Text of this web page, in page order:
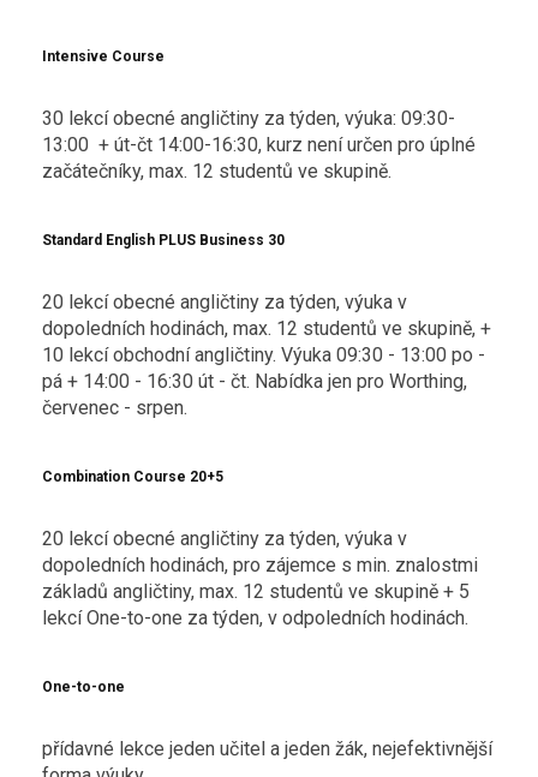
Intensive Course
30 lekcí obecné angličtiny za týden, výuka: 09:30-
13:00 + út-čt 14:00-16:30, kurz není určen pro úplné
začátečníky, max. 12 studentů ve skupině.
Standard English PLUS Business 30
20 lekcí obecné angličtiny za týden, výuka v
dopoledních hodinách, max. 12 studentů ve skupině, +
10 lekcí obchodní angličtiny. Výuka 09:30 - 13:00 po -
pá + 14:00 - 16:30 út - čt. Nabídka jen pro Worthing,
červenec - srpen.
Combination Course 20+5
20 lekcí obecné angličtiny za týden, výuka v
dopoledních hodinách, pro zájemce s min. znalostmi
základů angličtiny, max. 12 studentů ve skupině + 5
lekcí One-to-one za týden, v odpoledních hodinách.
One-to-one
přídavné lekce jeden učitel a jeden žák, nejefektivnější